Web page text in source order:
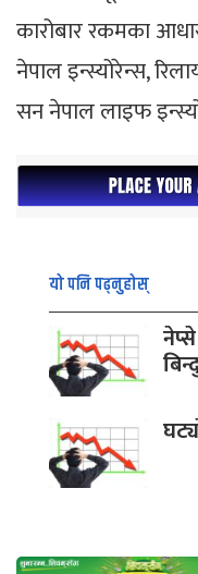
कारोबार रकमका
नेपाल इन्स्योरेन्स,
सन नेपाल लाइफ
यो पनि पढ्नुहोस्